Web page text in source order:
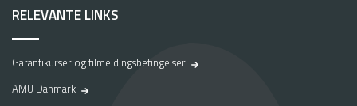
RELEVANTE LINKS
Garantikurser og tilmeldingsbetingelser
AMU Danmark